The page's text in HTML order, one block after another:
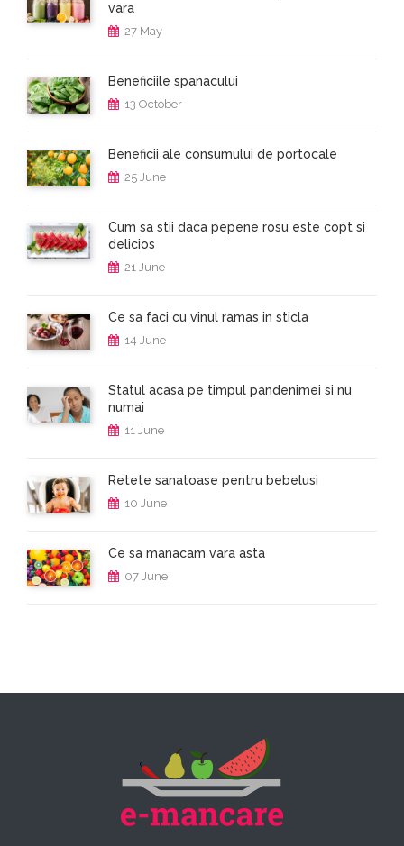
vara
27 May
Beneficiile spanacului
13 October
Beneficii ale consumului de portocale
25 June
Cum sa stii daca pepene rosu este copt si
delicios
21 June
Ce sa faci cu vinul ramas in sticla
14 June
Statul acasa pe timpul pandenimei si nu
numai
11 June
Retete sanatoase pentru bebelusi
10 June
Ce sa manacam vara asta
07 June